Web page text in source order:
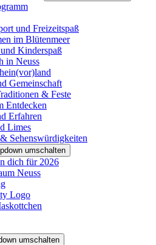
und Freizeitspaß
im Blütenmeer
Kinderspaß
in Neuss
Gemeinschaft
& Feste
Entdecken
Erfahren
Limes
Sehenswürdigkeiten
umschalten
dich für 2026
Neuss
Logo
umschalten